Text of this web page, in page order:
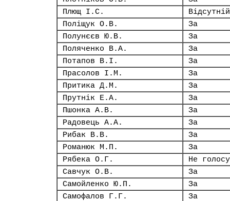
Плющ І.С.
Відсутній
Поліщук О.В.
За
Полунєєв Ю.В.
За
Поляченко В.А.
За
Потапов В.І.
За
Прасолов І.М.
За
Притика Д.М.
За
Прутнік Е.А.
За
Пшонка А.В.
За
Радовець А.А.
За
Рибак В.В.
За
Романюк М.П.
За
Рябека О.Г.
Не
Савчук О.В.
За
Самойленко Ю.П.
За
Самофалов Г.Г.
За